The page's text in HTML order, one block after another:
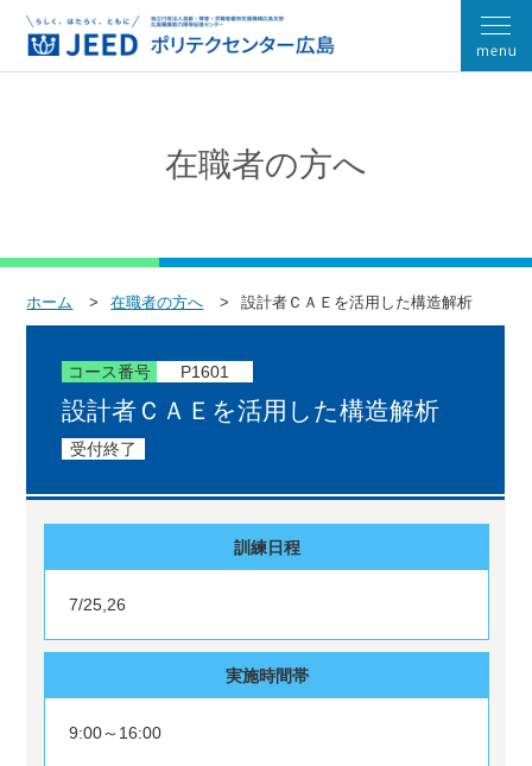
在職者の方へ
ホーム 在職者の方へ 設計者ＣＡＥを活用した構造解析
コース番号 P1601
設計者ＣＡＥを活用した構造解析
受付終了
訓練日程
7/25,26
実施時間帯
9:00～16:00